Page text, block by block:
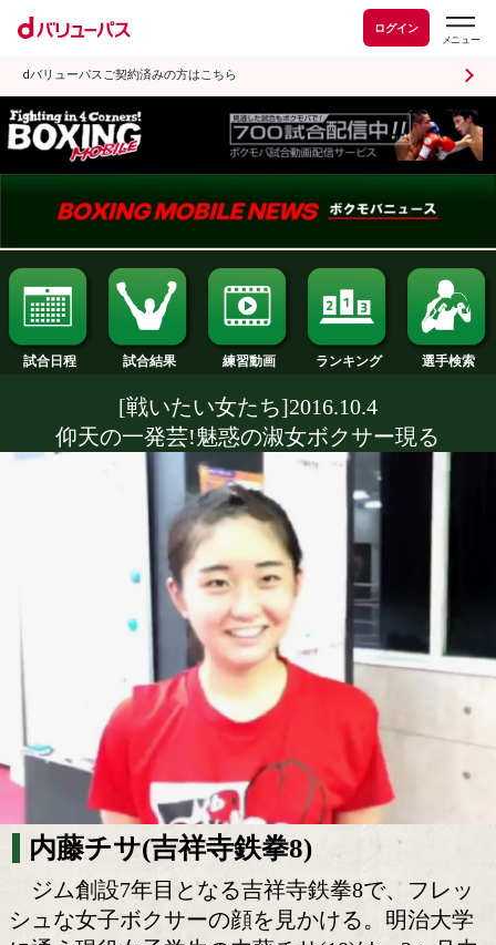
ログイン
dバリューパスご契約済みの方はこちら
試合日程 試合結果 練習動画 ランキング
[戦いたい女たち]2016.10.4
仰天の一発芸!魅惑の淑女ボクサー